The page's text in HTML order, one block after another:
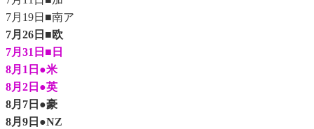
7月19日■南ア
7月26日■欧
7月31日■日
8月1日●米
8月2日●英
8月7日●豪
8月9日●NZ